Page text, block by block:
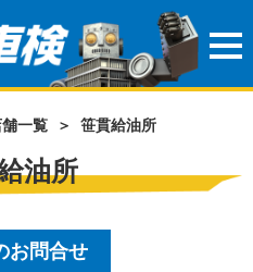
舗一覧 ＞ 笹貫給油所
油所
お問合せ